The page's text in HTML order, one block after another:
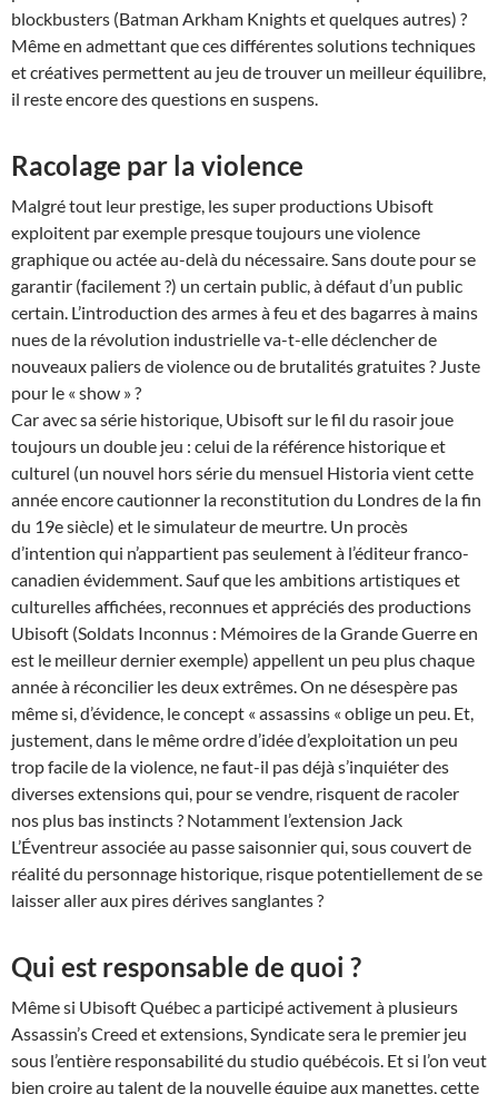
blockbusters (Batman Arkham Knights et quelques autres) ?
Même en admettant que ces différentes solutions techniques
et créatives permettent au jeu de trouver un meilleur équilibre,
il reste encore des questions en suspens.
Racolage par la violence
Malgré tout leur prestige, les super productions Ubisoft
exploitent par exemple presque toujours une violence
graphique ou actée au-delà du nécessaire. Sans doute pour se
garantir (facilement ?) un certain public, à défaut d’un public
certain. L’introduction des armes à feu et des bagarres à mains
nues de la révolution industrielle va-t-elle déclencher de
nouveaux paliers de violence ou de brutalités gratuites ? Juste
pour le « show » ?
Car avec sa série historique, Ubisoft sur le fil du rasoir joue
toujours un double jeu : celui de la référence historique et
culturel (un nouvel hors série du mensuel Historia vient cette
année encore cautionner la reconstitution du Londres de la fin
du 19e siècle) et le simulateur de meurtre. Un procès
d’intention qui n’appartient pas seulement à l’éditeur franco-
canadien évidemment. Sauf que les ambitions artistiques et
culturelles affichées, reconnues et appréciés des productions
Ubisoft (Soldats Inconnus : Mémoires de la Grande Guerre en
est le meilleur dernier exemple) appellent un peu plus chaque
année à réconcilier les deux extrêmes. On ne désespère pas
même si, d’évidence, le concept « assassins « oblige un peu. Et,
justement, dans le même ordre d’idée d’exploitation un peu
trop facile de la violence, ne faut-il pas déjà s’inquiéter des
diverses extensions qui, pour se vendre, risquent de racoler
nos plus bas instincts ? Notamment l’extension Jack
L’Éventreur associée au passe saisonnier qui, sous couvert de
réalité du personnage historique, risque potentiellement de se
laisser aller aux pires dérives sanglantes ?
Qui est responsable de quoi ?
Même si Ubisoft Québec a participé activement à plusieurs
Assassin’s Creed et extensions, Syndicate sera le premier jeu
sous l’entière responsabilité du studio québécois. Et si l’on veut
bien croire au talent de la nouvelle équipe aux manettes, cette